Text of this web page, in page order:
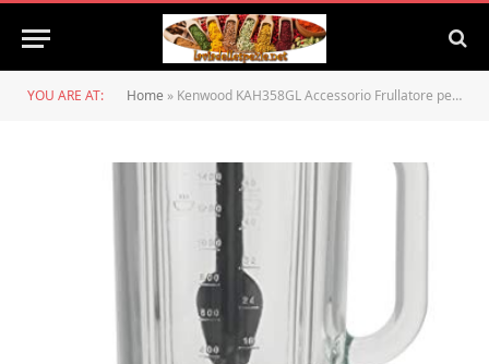
YOU ARE AT: Home » Kenwood KAH358GL Accessorio Frullatore per Impastatrice Planetaria